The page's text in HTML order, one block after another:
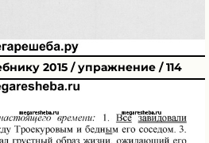
2015 / упражнение / 114